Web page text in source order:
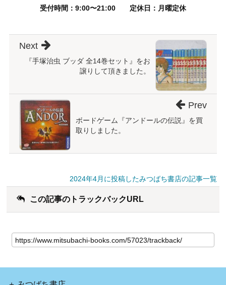
受付時間：9:00〜21:00 定休日：月曜定休
『手塚治虫 ブッダ 全14巻セット』をお
譲りして頂きました。
Next
ボードゲーム『アンドールの伝説』を買
取りしました。
Prev
2024年4月に投稿したみつばち書店の記事一覧
この記事のトラックバックURL